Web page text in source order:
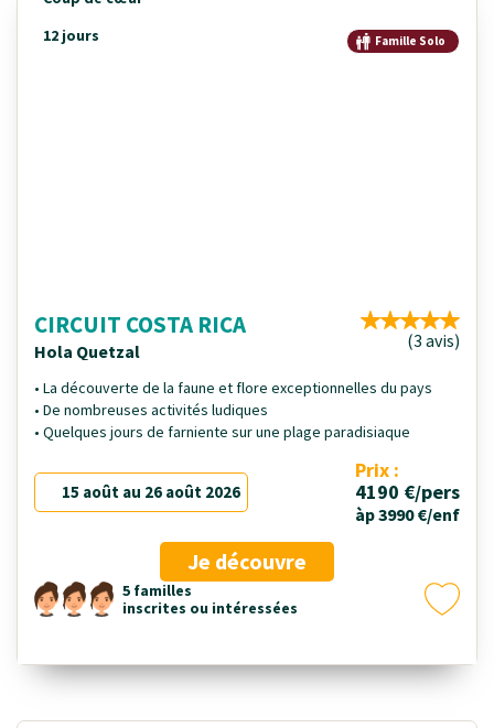
12 jours
Famille Solo
CIRCUIT COSTA RICA
Hola Quetzal (3 avis)
• La découverte de la faune et flore exceptionnelles du pays
• De nombreuses activités ludiques
• Quelques jours de farniente sur une plage paradisiaque
15 août au 26 août 2026
Prix :
4190 €/pers
àp 3990 €/enf
Je découvre
5 familles
inscrites ou intéressées